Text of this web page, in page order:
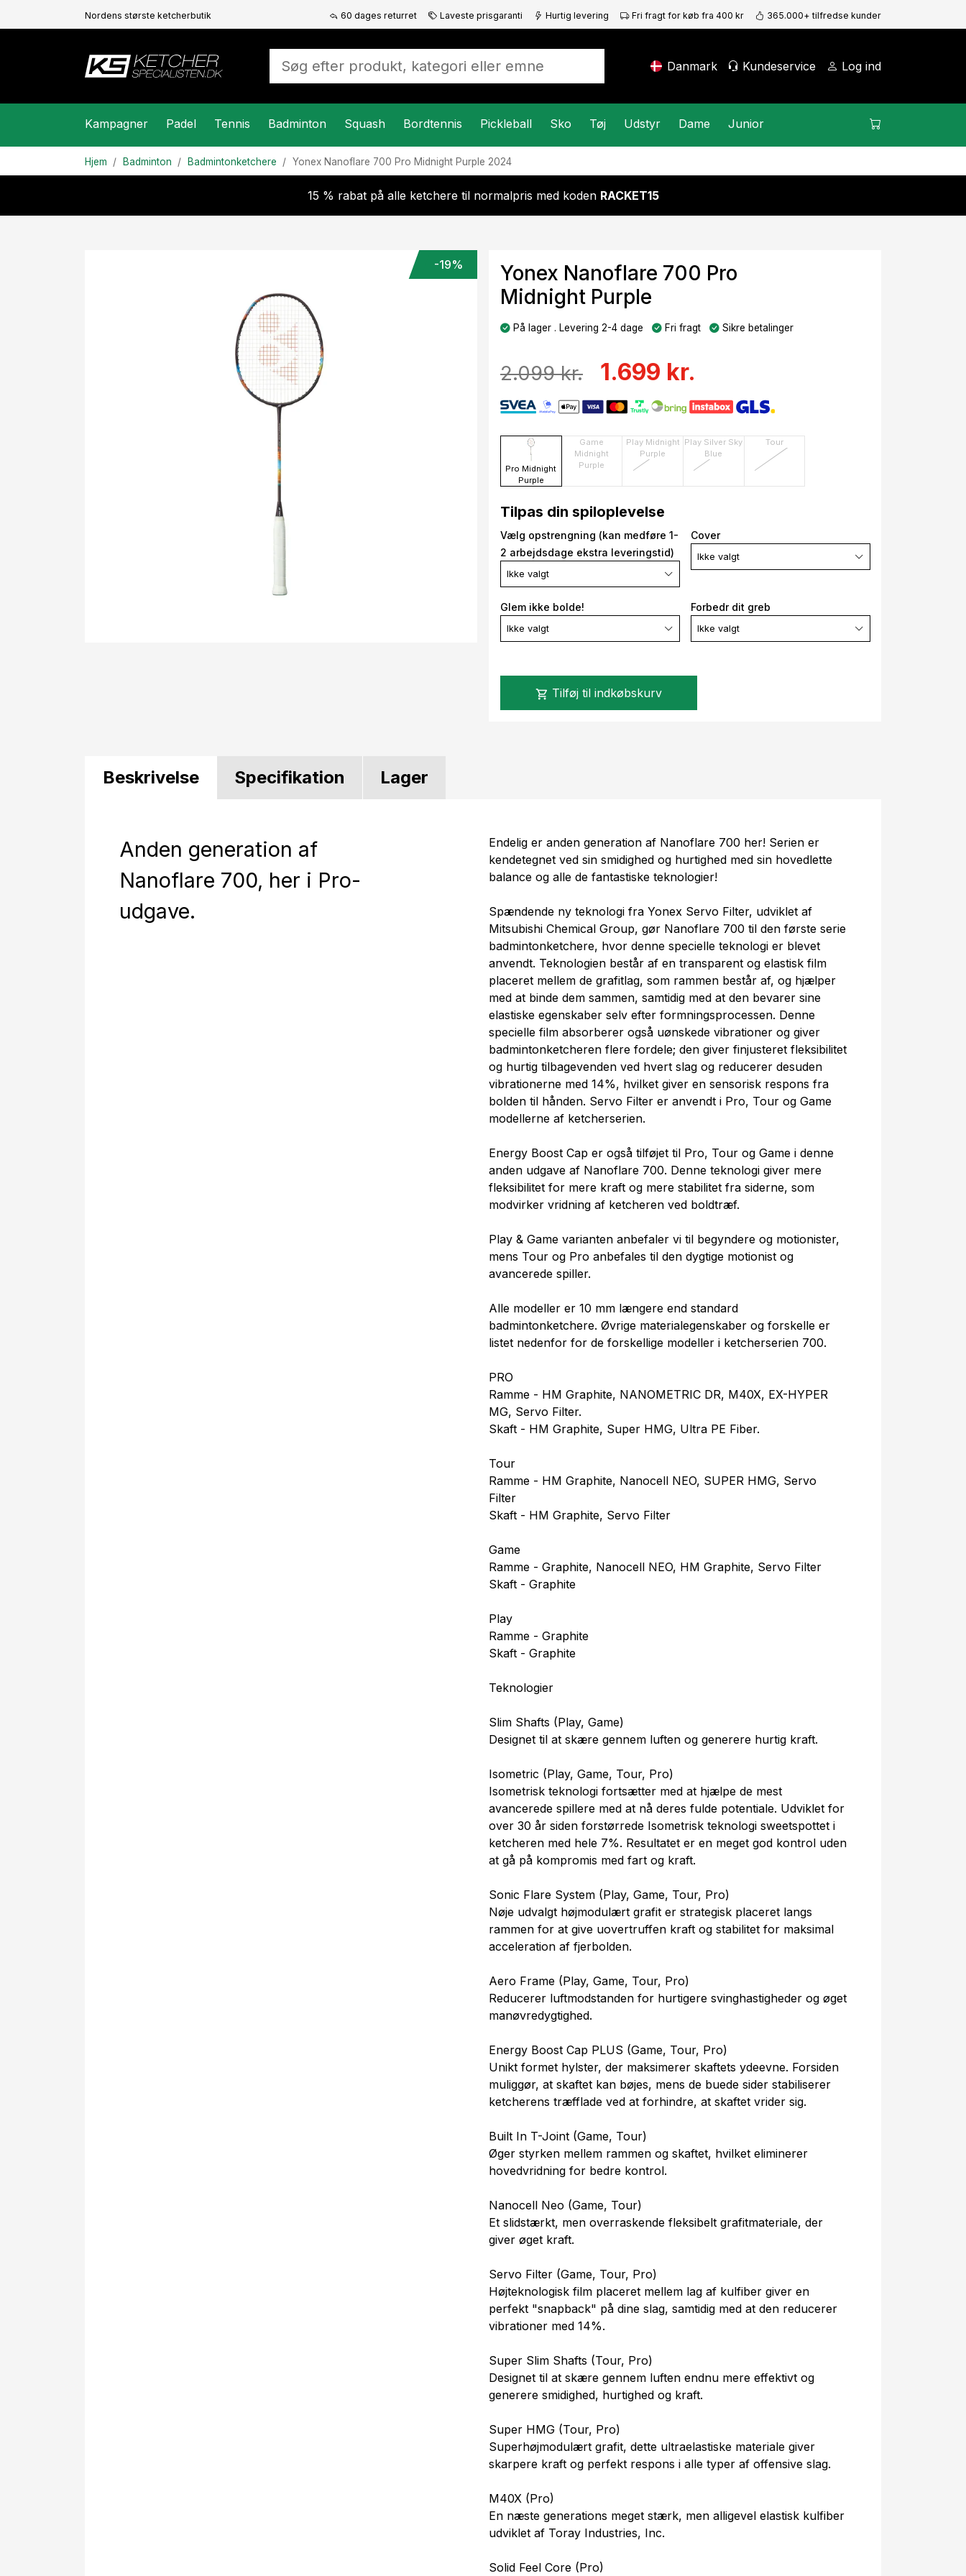
Nordens største ketcherbutik 60 dages returret Laveste prisgaranti Hurtig levering Fri fragt for køb fra 400 kr 365.000+ tilfredse kunder
Danmark Kundeservice Log ind
Kampagner Padel Tennis Badminton Squash Bordtennis Pickleball Sko Tøj Udstyr Dame Junior
Hjem Badminton Badmintonketchere Yonex Nanoflare 700 Pro Midnight Purple 2024
15 % rabat på alle ketchere til normalpris med koden RACKET15
-19%
Yonex Nanoflare 700 Pro
Midnight Purple
På lager . Levering 2-4 dage Fri fragt Sikre betalinger
2.099 kr. 1.699 kr.
Pro Midnight
Purple
Game
Midnight
Purple
Play Midnight
Purple
Play Silver Sky
Blue
Tour
Tilpas din spiloplevelse
Vælg opstrengning (kan medføre 1-
2 arbejdsdage ekstra leveringstid)
Ikke valgt
Cover
Ikke valgt
Glem ikke bolde!
Ikke valgt
Forbedr dit greb
Ikke valgt
shopping_cart Tilføj til indkøbskurv
Beskrivelse Specifikation Lager
Anden generation af
Nanoflare 700, her i Pro-
udgave.
Endelig er anden generation af Nanoflare 700 her! Serien er
kendetegnet ved sin smidighed og hurtighed med sin hovedlette
balance og alle de fantastiske teknologier!
Spændende ny teknologi fra Yonex Servo Filter, udviklet af
Mitsubishi Chemical Group, gør Nanoflare 700 til den første serie
badmintonketchere, hvor denne specielle teknologi er blevet
anvendt. Teknologien består af en transparent og elastisk film
placeret mellem de grafitlag, som rammen består af, og hjælper
med at binde dem sammen, samtidig med at den bevarer sine
elastiske egenskaber selv efter formningsprocessen. Denne
specielle film absorberer også uønskede vibrationer og giver
badmintonketcheren flere fordele; den giver finjusteret fleksibilitet
og hurtig tilbagevenden ved hvert slag og reducerer desuden
vibrationerne med 14%, hvilket giver en sensorisk respons fra
bolden til hånden. Servo Filter er anvendt i Pro, Tour og Game
modellerne af ketcherserien.
Energy Boost Cap er også tilføjet til Pro, Tour og Game i denne
anden udgave af Nanoflare 700. Denne teknologi giver mere
fleksibilitet for mere kraft og mere stabilitet fra siderne, som
modvirker vridning af ketcheren ved boldtræf.
Play & Game varianten anbefaler vi til begyndere og motionister,
mens Tour og Pro anbefales til den dygtige motionist og
avancerede spiller.
Alle modeller er 10 mm længere end standard
badmintonketchere. Øvrige materialegenskaber og forskelle er
listet nedenfor for de forskellige modeller i ketcherserien 700.
PRO
Ramme - HM Graphite, NANOMETRIC DR, M40X, EX-HYPER
MG, Servo Filter.
Skaft - HM Graphite, Super HMG, Ultra PE Fiber.
Tour
Ramme - HM Graphite, Nanocell NEO, SUPER HMG, Servo
Filter
Skaft - HM Graphite, Servo Filter
Game
Ramme - Graphite, Nanocell NEO, HM Graphite, Servo Filter
Skaft - Graphite
Play
Ramme - Graphite
Skaft - Graphite
Teknologier
Slim Shafts (Play, Game)
Designet til at skære gennem luften og generere hurtig kraft.
Isometric (Play, Game, Tour, Pro)
Isometrisk teknologi fortsætter med at hjælpe de mest
avancerede spillere med at nå deres fulde potentiale. Udviklet for
over 30 år siden forstørrede Isometrisk teknologi sweetspottet i
ketcheren med hele 7%. Resultatet er en meget god kontrol uden
at gå på kompromis med fart og kraft.
Sonic Flare System (Play, Game, Tour, Pro)
Nøje udvalgt højmodulært grafit er strategisk placeret langs
rammen for at give uovertruffen kraft og stabilitet for maksimal
acceleration af fjerbolden.
Aero Frame (Play, Game, Tour, Pro)
Reducerer luftmodstanden for hurtigere svinghastigheder og øget
manøvredygtighed.
Energy Boost Cap PLUS (Game, Tour, Pro)
Unikt formet hylster, der maksimerer skaftets ydeevne. Forsiden
muliggør, at skaftet kan bøjes, mens de buede sider stabiliserer
ketcherens træfflade ved at forhindre, at skaftet vrider sig.
Built In T-Joint (Game, Tour)
Øger styrken mellem rammen og skaftet, hvilket eliminerer
hovedvridning for bedre kontrol.
Nanocell Neo (Game, Tour)
Et slidstærkt, men overraskende fleksibelt grafitmateriale, der
giver øget kraft.
Servo Filter (Game, Tour, Pro)
Højteknologisk film placeret mellem lag af kulfiber giver en
perfekt "snapback" på dine slag, samtidig med at den reducerer
vibrationer med 14%.
Super Slim Shafts (Tour, Pro)
Designet til at skære gennem luften endnu mere effektivt og
generere smidighed, hurtighed og kraft.
Super HMG (Tour, Pro)
Superhøjmodulært grafit, dette ultraelastiske materiale giver
skarpere kraft og perfekt respons i alle typer af offensive slag.
M40X (Pro)
En næste generations meget stærk, men alligevel elastisk kulfiber
udviklet af Toray Industries, Inc.
Solid Feel Core (Pro)